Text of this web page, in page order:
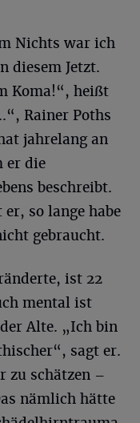
Nichts war ich
diesem Jetzt.
Koma!“, heißt
Rainer Poths
jahrelang an
er die
beschreibt.
so lange habe
gebraucht.
ist 22
mental ist
Alte. „Ich bin
sagt er.
zu schätzen –
nämlich hätte